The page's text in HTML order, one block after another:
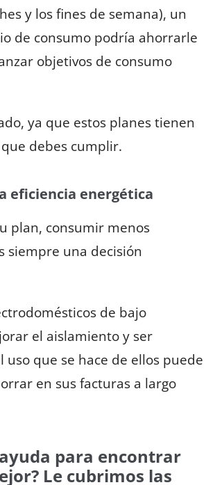
y los fines de semana), un
de consumo podría ahorrarle
objetivos de consumo
ya que estos planes tienen
debes cumplir.
eficiencia energética
plan, consumir menos
siempre una decisión
de bajo
el aislamiento y ser
uso que se hace de ellos puede
en sus facturas a largo
para encontrar
Le cubrimos las